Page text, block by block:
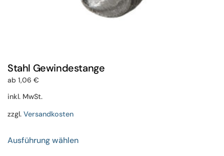
Stahl Gewindestange
ab 1,06 €
inkl. MwSt.
zzgl. Versandkosten
Ausführung wählenProdukt